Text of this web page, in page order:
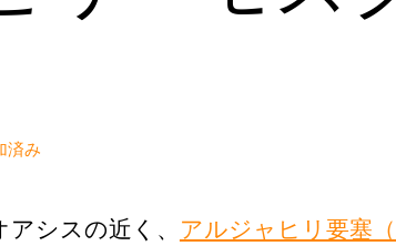
済み
シスの近く、 アルジャヒリ要塞（